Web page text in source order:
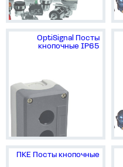
OptiSignal Посты
кнопочные IP65
ПКЕ Посты кнопочные